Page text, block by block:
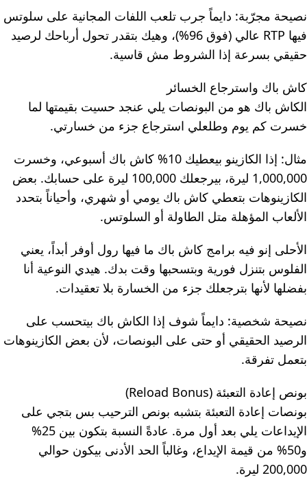
نصيحة مجرّبة: دايماً جرب تلعب اللفات المجانية على سلوتس
فيها RTP عالي (فوق 96%)، وهيك بتقدر تحول أرباحك لرصيد
حقيقي بسرعة إذا الشروط مش قاسية.
كاش باك واسترجاع الخسائر
الكاش باك هو من البونصات يلي عنجد حسيت بقيمتها لما
خسرت كم يوم وطلعلي استرجاع جزء من خسارتي.
مثال: إذا الكازينو بيعطيك 10% كاش باك أسبوعي، وخسرت
1,000,000 ليرة، بيرجعلك 100,000 ليرة على حسابك. بعض
الكازينوهات بتعطي كاش باك يومي أو شهري، وأحياناً بتحدد
الألعاب المؤهلة متل الطاولة أو السلوتس.
الأحلى إنو فيه برامج كاش باك ما فيها رول أوفر أبداً، يعني
الفلوس بتنزل فورية وبتسحبها وقت بدك. هيدي النوعية أنا
بفضلها لأنها بترجعلك جزء من الخسارة بلا تعقيدات.
نصيحة شخصية: دايماً شوف إذا الكاش باك بيتحسب على
الرصيد الحقيقي أو حتى على البونصات، لأن بعض الكازينوهات
بتعمل تفرقة.
بونص إعادة التعبئة (Reload Bonus)
بونصات إعادة التعبئة بتشبه بونص الترحيب بس بتجي على
الإيداعات يلي بعد أول مرة. عادةً النسبة بتكون بين 25%
و50% من قيمة الإيداع، وغالباً الحد الأدنى بيكون حوالي
200,000 ليرة.